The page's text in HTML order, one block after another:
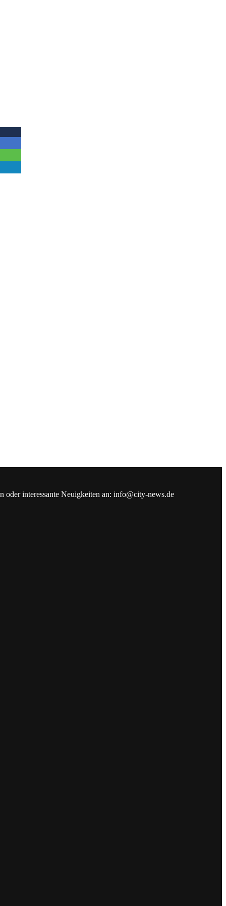
oder interessante Neuigkeiten an: info@city-news.de